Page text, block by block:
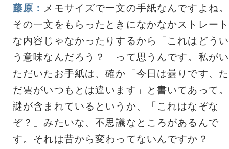
藤原： メモサイズで一文の手紙なんですよね。
その一文をもらったときになかなかストレート
な内容じゃなかったりするから「これはどうい
う意味なんだろう？」って思うんです。私がい
ただいたお手紙は、確か「今日は曇りです、た
だ雲がいつもとは違います」と書いてあって。
謎が含まれているというか、「これはなぞな
ぞ？」みたいな、不思議なところがあるんで
す。それは昔から変わってないんですか？